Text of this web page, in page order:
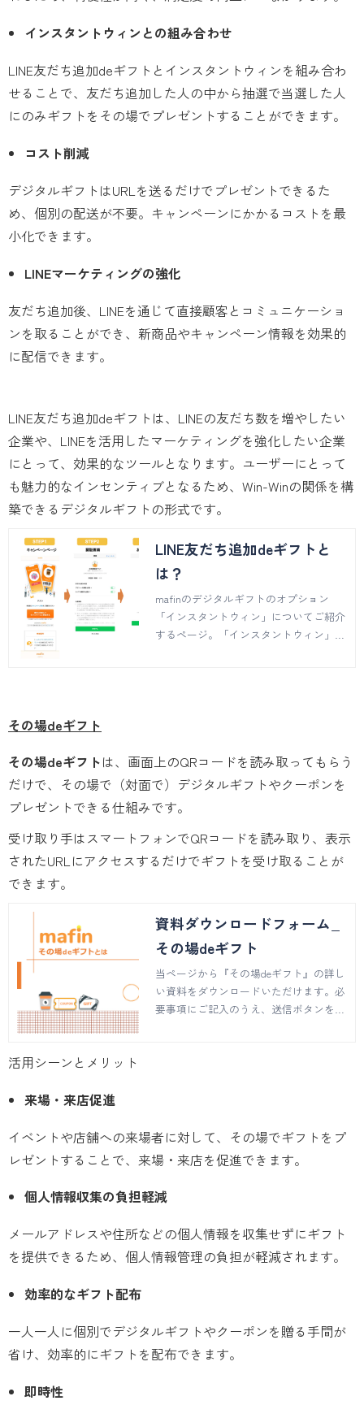
インスタントウィンとの組み合わせ
LINE友だち追加deギフトとインスタントウィンを組み合わ
せることで、友だち追加した人の中から抽選で当選した人
にのみギフトをその場でプレゼントすることができます。
コスト削減
デジタルギフトはURLを送るだけでプレゼントできるた
め、個別の配送が不要。キャンペーンにかかるコストを最
小化できます。
LINEマーケティングの強化
友だち追加後、LINEを通じて直接顧客とコミュニケーショ
ンを取ることができ、新商品やキャンペーン情報を効果的
に配信できます。
LINE友だち追加deギフトは、LINEの友だち数を増やしたい
企業や、LINEを活用したマーケティングを強化したい企業
にとって、効果的なツールとなります。ユーザーにとって
も魅力的なインセンティブとなるため、Win-Winの関係を構
築できるデジタルギフトの形式です。
LINE友だち追加deギフトと
は？
mafinのデジタルギフトのオプション
「インスタントウィン」についてご紹介
するページ。「インスタントウィン」の
その場deギフト
その場deギフトは、画面上のQRコードを読み取ってもらう
だけで、その場で（対面で）デジタルギフトやクーポンを
プレゼントできる仕組みです。
受け取り手はスマートフォンでQRコードを読み取り、表示
されたURLにアクセスするだけでギフトを受け取ることが
できます。
資料ダウンロードフォーム_
その場deギフト
当ページから『その場deギフト』の詳し
い資料をダウンロードいただけます。必
要事項にご記入のうえ、送信ボタンを押
活用シーンとメリット
来場・来店促進
イベントや店舗への来場者に対して、その場でギフトをプ
レゼントすることで、来場・来店を促進できます。
個人情報収集の負担軽減
メールアドレスや住所などの個人情報を収集せずにギフト
を提供できるため、個人情報管理の負担が軽減されます。
効率的なギフト配布
一人一人に個別でデジタルギフトやクーポンを贈る手間が
省け、効率的にギフトを配布できます。
即時性